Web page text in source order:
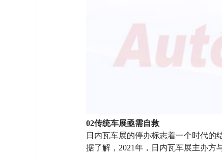
02传统车展亟需自救
日内瓦车展的停办标志着一个时代的
据了解，2021年，日内瓦车展主办方